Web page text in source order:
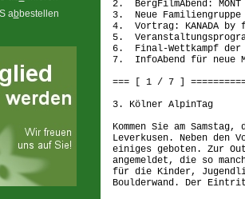
abbestellen
2. BergFilmAbend: MONT
3. Neue
4. Vortrag: KANADA by
5.
6. Final-Wettkampf der
7. InfoAbend für neue
=== [ 1 / 7 ]
3. Kölner AlpinTag
Kommen Sie am
Leverkusen. Neben den
einiges geboten. Zur
angemeldet, die so
für die Kinder,
Boulderwand. Der